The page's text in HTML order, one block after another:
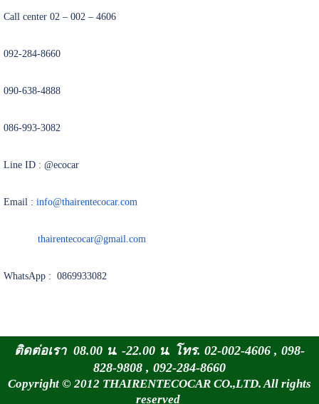
Call center 02 – 002 – 4606
092-284-8660
090-638-4888
086-993-3082
Line ID : @ecocar
Email : info@thairentecocar.com
thairentecocar@gmail.com
WhatsApp : 0869933082
ติดต่อเรา 08.00 น. -22.00 น. โทร. 02-002-4606 , 098-
828-9808 , 092-284-8660
Copyright © 2012 THAIRENTECOCAR CO.,LTD. All rights
reserved